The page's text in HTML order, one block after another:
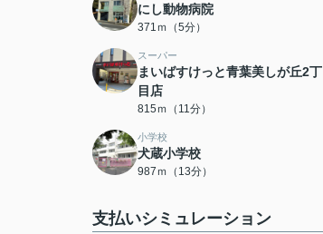
にし動物病院
371ｍ（5分）
スーパー
まいばすけっと青葉美しが丘2丁
目店
815ｍ（11分）
小学校
犬蔵小学校
987ｍ（13分）
支払いシミュレーション